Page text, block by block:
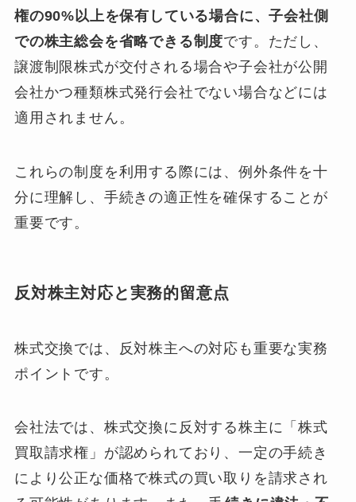
権の90%以上を保有している場合に、子会社側
での株主総会を省略できる制度です。ただし、
譲渡制限株式が交付される場合や子会社が公開
会社かつ種類株式発行会社でない場合などには
適用されません。
これらの制度を利用する際には、例外条件を十
分に理解し、手続きの適正性を確保することが
重要です。
反対株主対応と実務的留意点
株式交換では、反対株主への対応も重要な実務
ポイントです。
会社法では、株式交換に反対する株主に「株式
買取請求権」が認められており、一定の手続き
により公正な価格で株式の買い取りを請求され